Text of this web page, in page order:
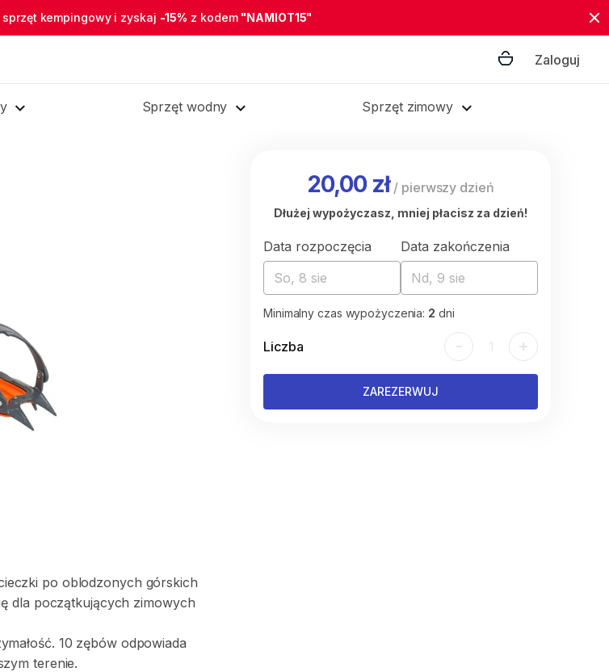
kempingowy i zyskaj -15% z kodem "NAMIOT15"
Zaloguj
Sprzęt wodny Sprzęt zimowy
po oblodzonych górskich
dla początkujących zimowych
10 zębów odpowiada
terenie.
20,00 zł/ pierwszy dzień
Dłużej wypożyczasz, mniej płacisz za dzień!
Data rozpoczęcia
So, 8 sie
Data zakończenia
Nd, 9 sie
Minimalny czas wypożyczenia: 2 dni
Liczba - 1 +
ZAREZERWUJ